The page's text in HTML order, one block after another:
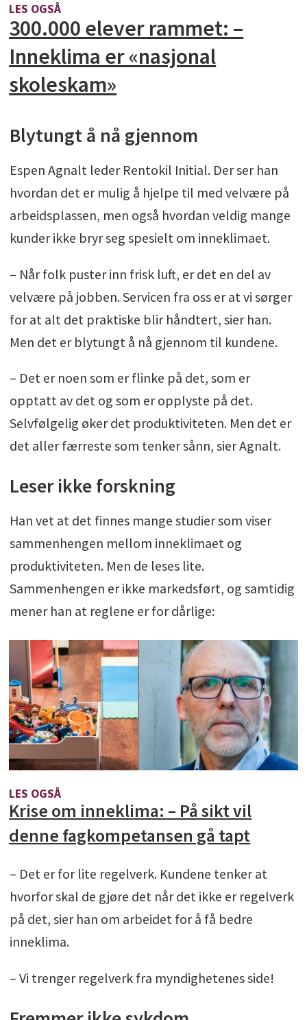
LES OGSÅ
300.000 elever rammet: –
Inneklima er «nasjonal
skoleskam»
Blytungt å nå gjennom
Espen Agnalt leder Rentokil Initial. Der ser han
hvordan det er mulig å hjelpe til med velvære på
arbeidsplassen, men også hvordan veldig mange
kunder ikke bryr seg spesielt om inneklimaet.
– Når folk puster inn frisk luft, er det en del av
velvære på jobben. Servicen fra oss er at vi sørger
for at alt det praktiske blir håndtert, sier han.
Men det er blytungt å nå gjennom til kundene.
– Det er noen som er flinke på det, som er
opptatt av det og som er opplyste på det.
Selvfølgelig øker det produktiviteten. Men det er
det aller færreste som tenker sånn, sier Agnalt.
Leser ikke forskning
Han vet at det finnes mange studier som viser
sammenhengen mellom inneklimaet og
produktiviteten. Men de leses lite.
Sammenhengen er ikke markedsført, og samtidig
mener han at reglene er for dårlige:
LES OGSÅ
Krise om inneklima: – På sikt vil
denne fagkompetansen gå tapt
– Det er for lite regelverk. Kundene tenker at
hvorfor skal de gjøre det når det ikke er regelverk
på det, sier han om arbeidet for å få bedre
inneklima.
– Vi trenger regelverk fra myndighetenes side!